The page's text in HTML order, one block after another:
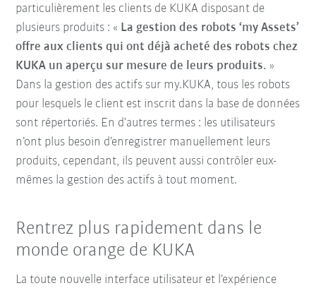
particulièrement les clients de KUKA disposant de
plusieurs produits : « La gestion des robots ‘my Assets’
offre aux clients qui ont déjà acheté des robots chez
KUKA un aperçu sur mesure de leurs produits. »
Dans la gestion des actifs sur my.KUKA, tous les robots
pour lesquels le client est inscrit dans la base de données
sont répertoriés. En d’autres termes : les utilisateurs
n’ont plus besoin d’enregistrer manuellement leurs
produits, cependant, ils peuvent aussi contrôler eux-
mêmes la gestion des actifs à tout moment.
Rentrez plus rapidement dans le
monde orange de KUKA
La toute nouvelle interface utilisateur et l’expérience